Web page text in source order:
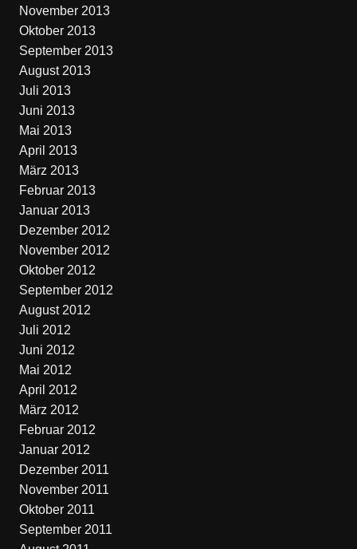
November 2013
Oktober 2013
September 2013
August 2013
Juli 2013
Juni 2013
Mai 2013
April 2013
März 2013
Februar 2013
Januar 2013
Dezember 2012
November 2012
Oktober 2012
September 2012
August 2012
Juli 2012
Juni 2012
Mai 2012
April 2012
März 2012
Februar 2012
Januar 2012
Dezember 2011
November 2011
Oktober 2011
September 2011